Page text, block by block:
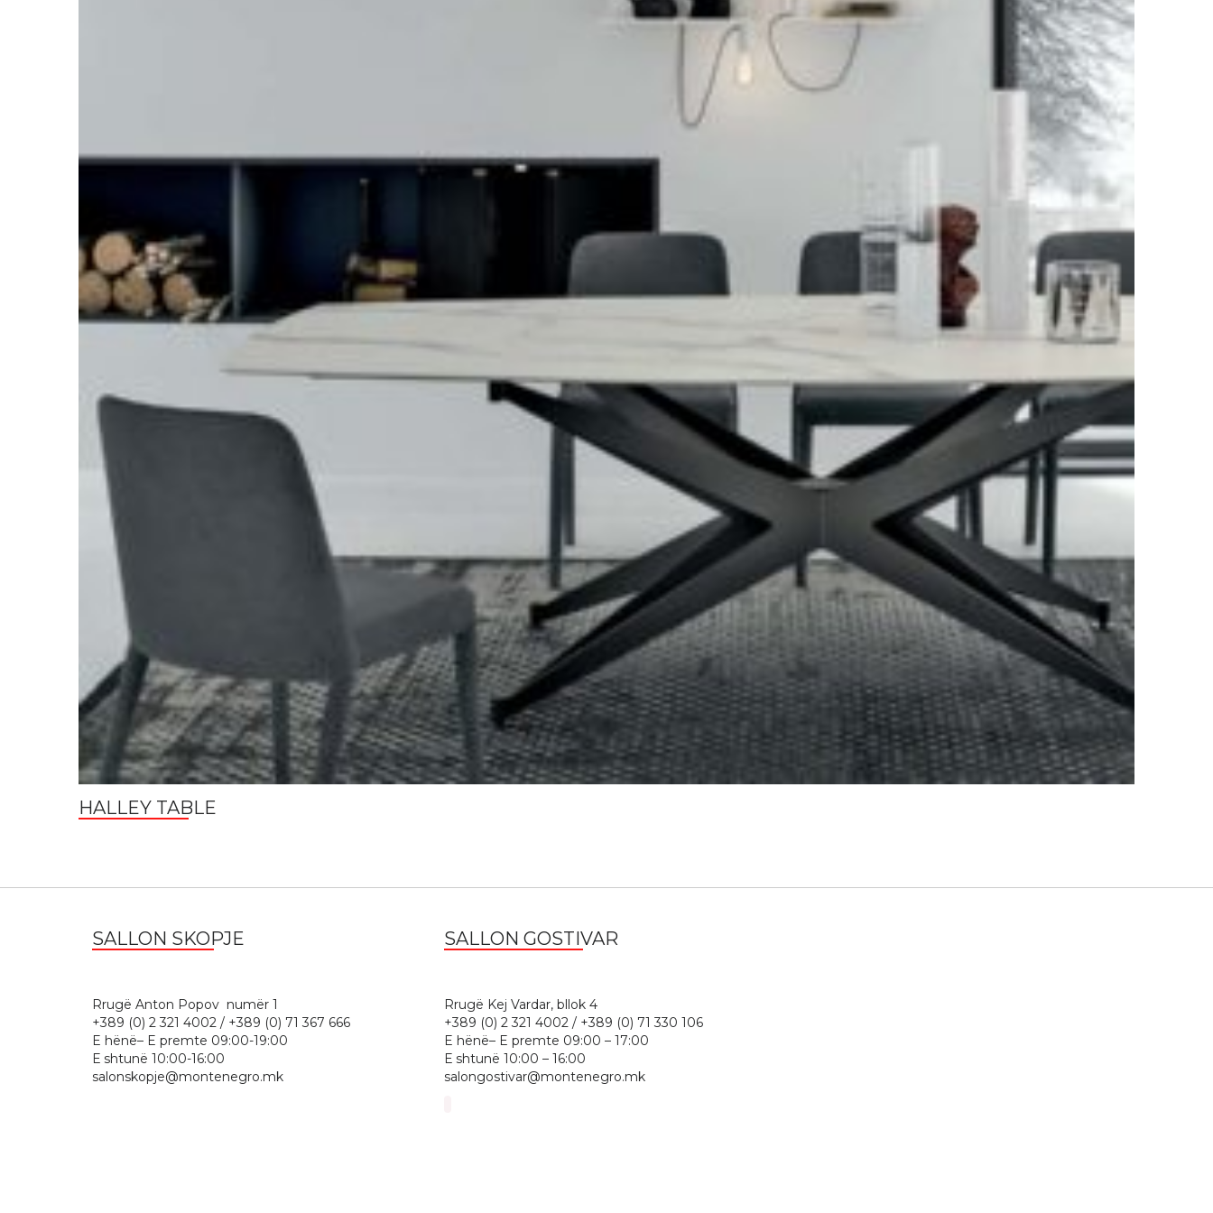
HALLEY TABLE
SALLON SKOPJE
Rrugë Anton Popov numër 1
+389 (0) 2 321 4002 / +389 (0) 71 367 666
E hënë– E premte 09:00-19:00
Е shtunë 10:00-16:00
salonskopje@montenegro.mk
SALLON GOSTIVAR
Rrugë Kej Vardar, bllok 4
+389 (0) 2 321 4002 / +389 (0) 71 330 106
E hënë– E premte 09:00 – 17:00
Е shtunë 10:00 – 16:00
salongostivar@montenegro.mk